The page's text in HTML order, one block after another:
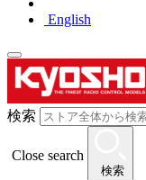
English
検索
Close search
検索